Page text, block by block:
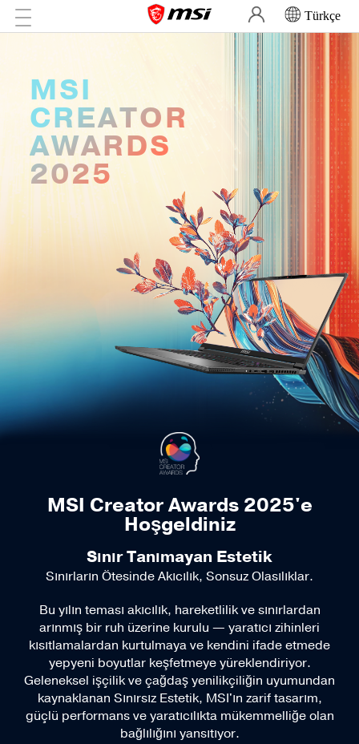
Türkçe
MSI
CREATOR
AWARDS
2025
MSI Creator Awards 2025'e
Hoşgeldiniz
Sınır Tanımayan Estetik
Sınırların Ötesinde Akıcılık, Sonsuz Olasılıklar.
Bu yılın teması akıcılık, hareketlilik ve sınırlardan
arınmış bir ruh üzerine kurulu — yaratıcı zihinleri
kısıtlamalardan kurtulmaya ve kendini ifade etmede
yepyeni boyutlar keşfetmeye yüreklendiriyor.
Geleneksel işçilik ve çağdaş yenilikçiliğin uyumundan
kaynaklanan Sınırsız Estetik, MSI'ın zarif tasarım,
güçlü performans ve yaratıcılıkta mükemmelliğe olan
bağlılığını yansıtıyor.